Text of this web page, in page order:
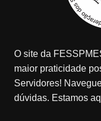
O site da
maior praticidade
Servidores!
dúvidas. Estamos